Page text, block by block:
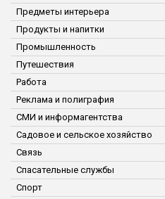
Предметы интерьера
Продукты и напитки
Промышленность
Путешествия
Работа
Реклама и полиграфия
СМИ и информагентства
Садовое и сельское хозяйство
Связь
Спасательные службы
Спорт